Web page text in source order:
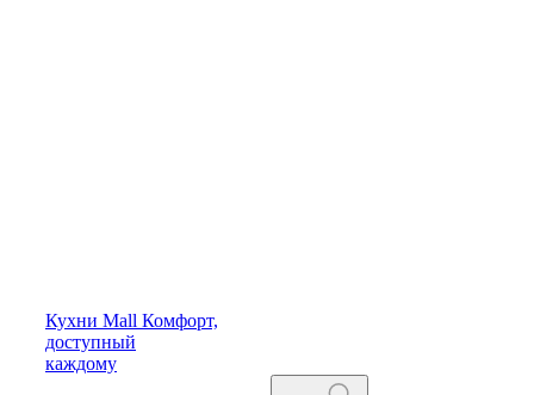
Кухни Mall Комфорт,
доступный
каждому